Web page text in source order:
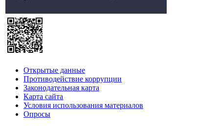
Открытые данные
Противодействие коррупции
Законодательная карта
Карта сайта
Условия использования материалов
Опросы